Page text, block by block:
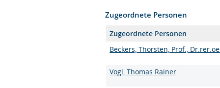
Zugeordnete Personen
Zugeordnete Personen
Beckers, Thorsten, Prof.,
Vogl, Thomas Rainer